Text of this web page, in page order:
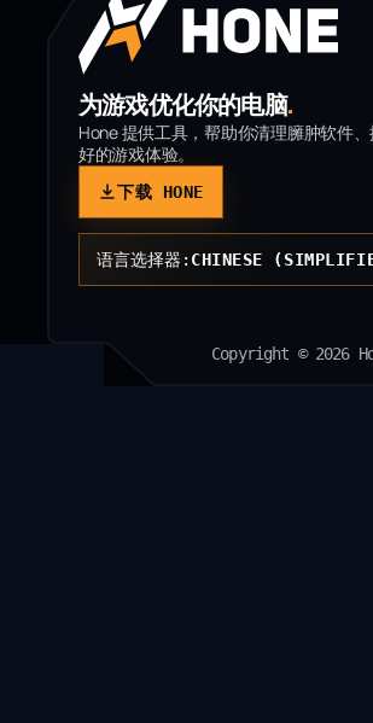
为游戏优化你的电脑.
Hone 提供工具，帮助你清理臃肿软件
好的游戏体验。
下载 HONE
语言选择器: CHINESE
Copyright © 2026